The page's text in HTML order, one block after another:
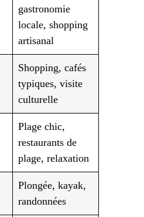
gastronomie
locale, shopping
artisanal
Shopping, cafés
typiques, visite
culturelle
Plage chic,
restaurants de
plage, relaxation
Plongée, kayak,
randonnées